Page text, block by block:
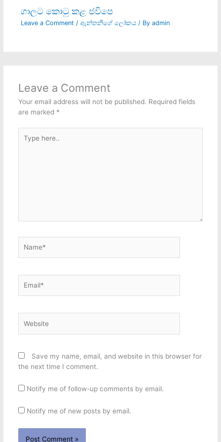
ගාලට කොටු කළ ජවිපෙ
Leave a Comment / ඇන්තනීගේ ලෝකය/ By admin
Leave a Comment
Your email address will not be published. Required fields
are marked *
here..
Save my name, email, and website in this browser for
the next time I comment.
Notify me of follow-up comments by email.
Notify me of new posts by email.